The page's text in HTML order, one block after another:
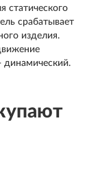
статического
срабатывает
изделия.
динамический.